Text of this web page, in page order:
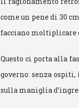
come un pene di 30
facciano moltiplicare
Questo ci porta alla
governo: senza
sulla maniglia